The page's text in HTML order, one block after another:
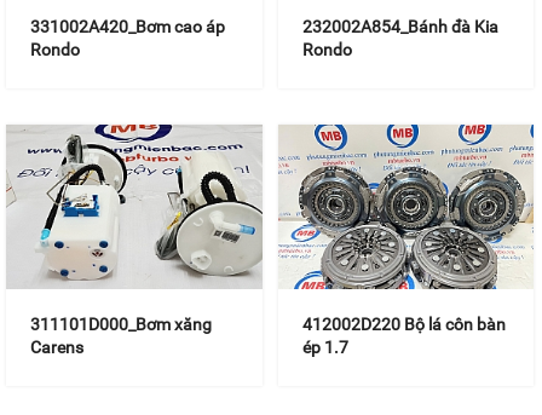
331002A420_Bơm cao áp
Rondo
232002A854_Bánh đà Kia
Rondo
311101D000_Bơm xăng
Carens
412002D220 Bộ lá côn bàn
ép 1.7